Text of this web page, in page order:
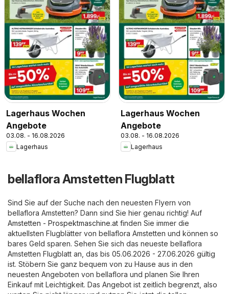
Lagerhaus Wochen
Angebote
03.08. - 16.08.2026
Lagerhaus
Lagerhaus Wochen
Angebote
03.08. - 16.08.2026
Lagerhaus
bellaflora Amstetten Flugblatt
Sind Sie auf der Suche nach den neuesten Flyern von
bellaflora Amstetten? Dann sind Sie hier genau richtig! Auf
Amstetten - Prospektmaschine.at finden Sie immer die
aktuellsten Flugblätter von bellaflora Amstetten und können so
bares Geld sparen. Sehen Sie sich das neueste bellaflora
Amstetten Flugblatt an, das bis 05.06.2026 - 27.06.2026 gültig
ist. Stöbern Sie ganz bequem von zu Hause aus in den
neuesten Angeboten von bellaflora und planen Sie Ihren
Einkauf mit Leichtigkeit. Das Angebot ist zeitlich begrenzt, also